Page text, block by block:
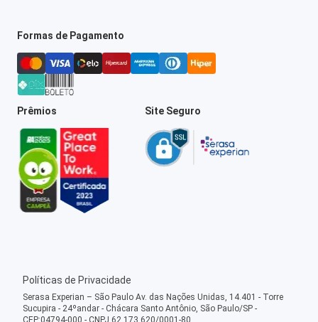
Formas de Pagamento
Prêmios Site Seguro
Políticas de Privacidade
Serasa Experian – São Paulo Av. das Nações Unidas, 14.401 - Torre
Sucupira - 24ºandar - Chácara Santo Antônio, São Paulo/SP -
CEP:04794-000 - CNPJ 62.173.620/0001-80